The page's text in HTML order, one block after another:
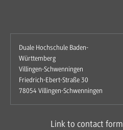
Duale Hochschule Baden-
Württemberg
Villingen-Schwenningen
Friedrich-Ebert-Straße 30
78054 Villingen-Schwenningen
Link to contact form